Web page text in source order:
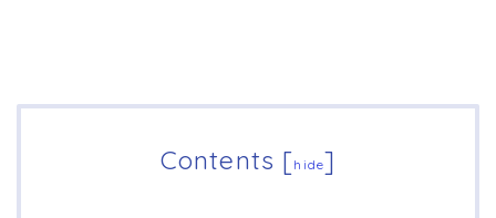
Contents [hide]